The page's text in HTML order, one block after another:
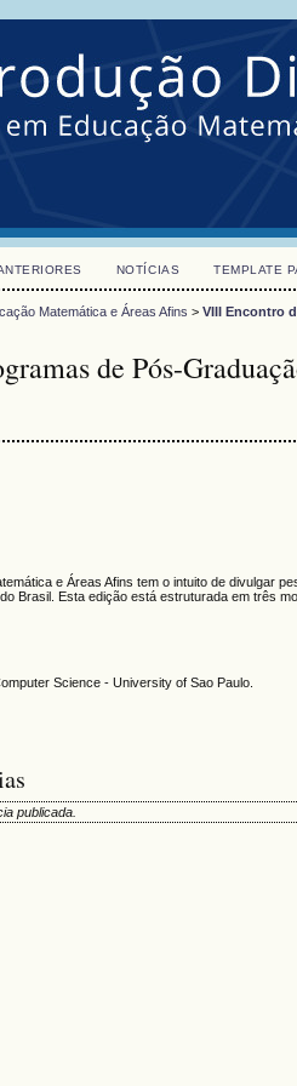
NOTÍCIAS TEMPLATE
Matemática e Áreas Afins >VIII Encontro
de Pós-
e Áreas Afins tem o intuito de divulgar
Brasil. Esta edição está estruturada em três
Science - University of Sao Paulo.
publicada.